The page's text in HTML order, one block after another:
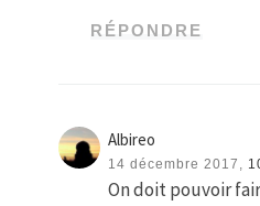
RÉPONDRE
Albireo
14 décembre 2017,
On doit pouvoir